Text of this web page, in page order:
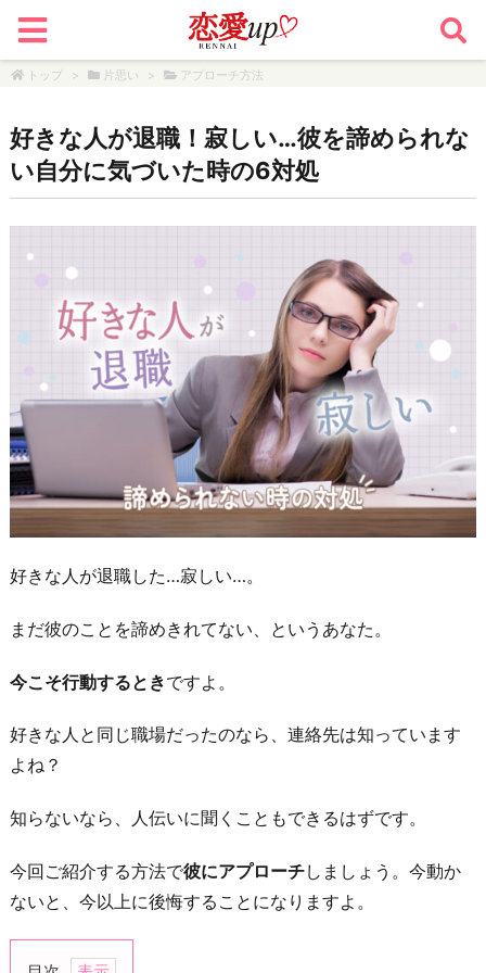
トップ > 片思い > アプローチ方法
好きな人が退職！寂しい…彼を諦められな
い自分に気づいた時の6対処
好きな人が退職した…寂しい…。
まだ彼のことを諦めきれてない、というあなた。
今こそ行動するときですよ。
好きな人と同じ職場だったのなら、連絡先は知っています
よね？
知らないなら、人伝いに聞くこともできるはずです。
今回ご紹介する方法で彼にアプローチしましょう。今動か
ないと、今以上に後悔することになりますよ。